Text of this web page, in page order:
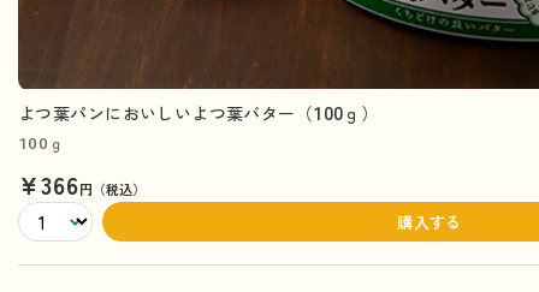
よつ葉パンにおいしいよつ葉バター（100ｇ）
100ｇ
¥366円（税込）
購入する